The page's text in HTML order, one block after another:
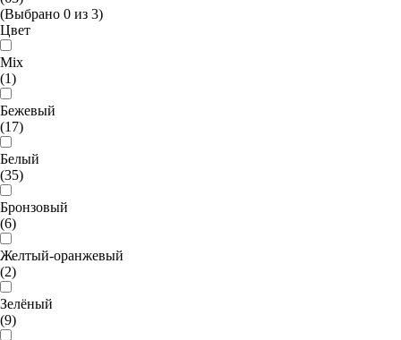
(Выбрано 0 из 3)
Цвет
Mix
(1)
Бежевый
(17)
Белый
(35)
Бронзовый
(6)
Желтый-оранжевый
(2)
Зелёный
(9)